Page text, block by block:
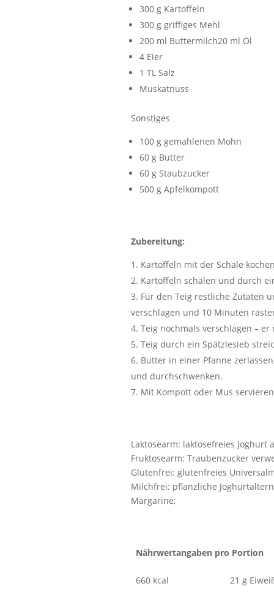
300 g Kartoffeln
300 g griffiges Mehl
200 ml Buttermilch20 ml Öl
4 Eier
1 TL Salz
Muskatnuss
Sonstiges
100 g gemahlenen Mohn
60 g Butter
60 g Staubzucker
500 g Apfelkompott
Zubereitung:
Kartoffeln mit der Schale
Kartoffeln schälen und durch
Für den Teig restliche Zutaten
verschlagen und 10 Minuten
Teig nochmals verschlagen –
Teig durch ein Spätzlesieb
Butter in einer Pfanne
und durchschwenken.
Mit Kompott oder Mus
Laktosearm: laktosefreies
Fruktosearm: Traubenzucker
Glutenfrei: glutenfreies
Milchfrei: pflanzliche
Margarine;
Nährwertangaben pro Portion
660 kcal 21 g